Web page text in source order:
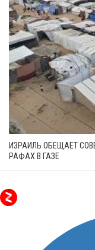
ИЗРАИЛЬ ОБЕЩАЕТ
РАФАХ В ГАЗЕ